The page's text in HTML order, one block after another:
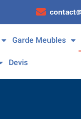
Garde Meubles
Devis